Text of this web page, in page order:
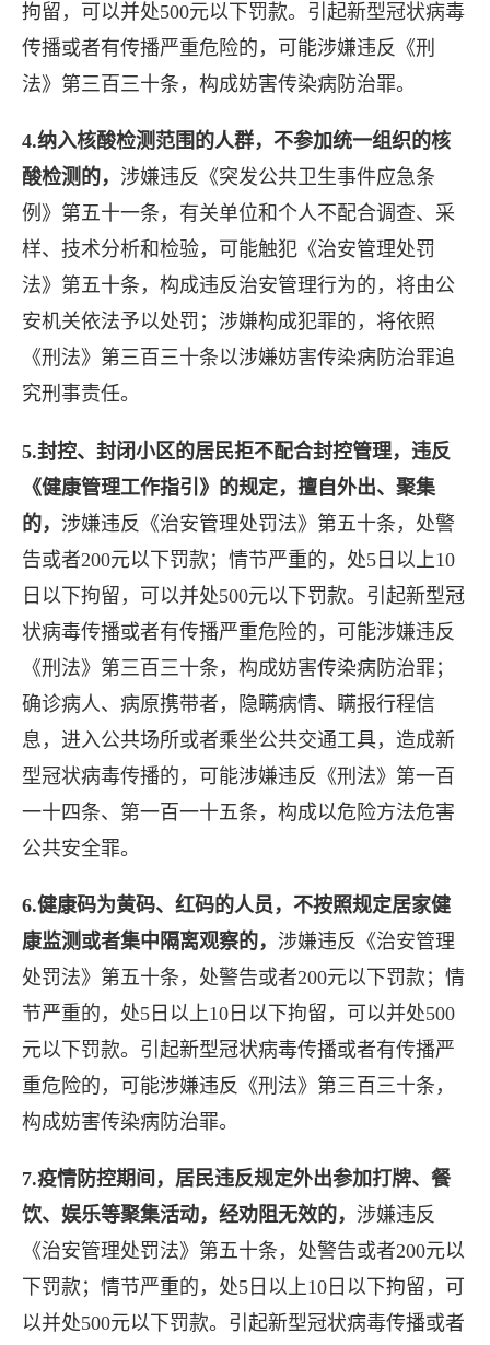
拘留，可以并处500元以下罚款。引起新型冠状病毒
传播或者有传播严重危险的，可能涉嫌违反《刑
法》第三百三十条，构成妨害传染病防治罪。
4.纳入核酸检测范围的人群，不参加统一组织的核
酸检测的， 涉嫌违反《突发公共卫生事件应急条
例》第五十一条，有关单位和个人不配合调查、采
样、技术分析和检验，可能触犯《治安管理处罚
法》第五十条，构成违反治安管理行为的，将由公
安机关依法予以处罚；涉嫌构成犯罪的，将依照
《刑法》第三百三十条以涉嫌妨害传染病防治罪追
究刑事责任。
5.封控、封闭小区的居民拒不配合封控管理，违反
《健康管理工作指引》的规定，擅自外出、聚集
的， 涉嫌违反《治安管理处罚法》第五十条，处警
告或者200元以下罚款；情节严重的，处5日以上10
日以下拘留，可以并处500元以下罚款。引起新型冠
状病毒传播或者有传播严重危险的，可能涉嫌违反
《刑法》第三百三十条，构成妨害传染病防治罪；
确诊病人、病原携带者，隐瞒病情、瞒报行程信
息，进入公共场所或者乘坐公共交通工具，造成新
型冠状病毒传播的，可能涉嫌违反《刑法》第一百
一十四条、第一百一十五条，构成以危险方法危害
公共安全罪。
6.健康码为黄码、红码的人员，不按照规定居家健
康监测或者集中隔离观察的， 涉嫌违反《治安管理
处罚法》第五十条，处警告或者200元以下罚款；情
节严重的，处5日以上10日以下拘留，可以并处500
元以下罚款。引起新型冠状病毒传播或者有传播严
重危险的，可能涉嫌违反《刑法》第三百三十条，
构成妨害传染病防治罪。
7.疫情防控期间，居民违反规定外出参加打牌、餐
饮、娱乐等聚集活动，经劝阻无效的， 涉嫌违反
《治安管理处罚法》第五十条，处警告或者200元以
下罚款；情节严重的，处5日以上10日以下拘留，可
以并处500元以下罚款。引起新型冠状病毒传播或者